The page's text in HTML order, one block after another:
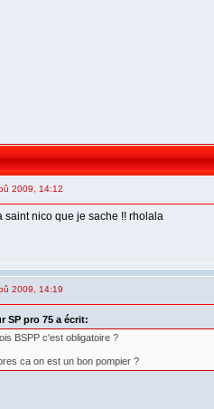
2009, 14:12
saint nico que je sache !! rholala
2009, 14:19
SP pro 75 a écrit:
BSPP c'est obligatoire ?
ca on est un bon pompier ?